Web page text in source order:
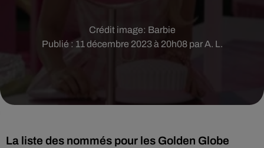
Publié : 11 décembre 2023 à 20h08 par A. L.
Crédit image: Barbie
La liste des nommés pour les Golden Globe